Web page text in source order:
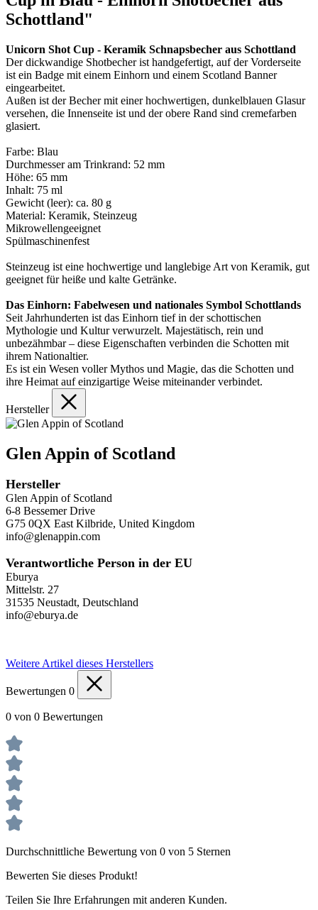
Schottland"
Unicorn Shot Cup - Keramik Schnapsbecher aus Schottland
Der dickwandige Shotbecher ist handgefertigt, auf der Vorderseite
ist ein Badge mit einem Einhorn und einem Scotland Banner
eingearbeitet.
Außen ist der Becher mit einer hochwertigen, dunkelblauen Glasur
versehen, die Innenseite ist und der obere Rand sind cremefarben
glasiert.
Farbe: Blau
Durchmesser am Trinkrand: 52 mm
Höhe: 65 mm
Inhalt: 75 ml
Gewicht (leer): ca. 80 g
Material: Keramik, Steinzeug
Mikrowellengeeignet
Spülmaschinenfest
Steinzeug ist eine hochwertige und langlebige Art von Keramik, gut
geeignet für heiße und kalte Getränke.
Das Einhorn: Fabelwesen und nationales Symbol Schottlands
Seit Jahrhunderten ist das Einhorn tief in der schottischen
Mythologie und Kultur verwurzelt. Majestätisch, rein und
unbezähmbar – diese Eigenschaften verbinden die Schotten mit
ihrem Nationaltier.
Es ist ein Wesen voller Mythos und Magie, das die Schotten und
ihre Heimat auf einzigartige Weise miteinander verbindet.
Hersteller
Glen Appin of Scotland
Hersteller
Glen Appin of Scotland
6-8 Bessemer Drive
G75 0QX East Kilbride, United Kingdom
info@glenappin.com
Verantwortliche Person in der EU
Eburya
Mittelstr. 27
31535 Neustadt, Deutschland
info@eburya.de
Weitere Artikel dieses Herstellers
Bewertungen 0
0 von 0 Bewertungen
Durchschnittliche Bewertung von 0 von 5 Sternen
Bewerten Sie dieses Produkt!
Teilen Sie Ihre Erfahrungen mit anderen Kunden.